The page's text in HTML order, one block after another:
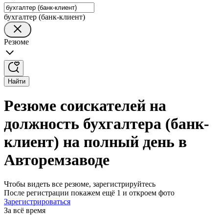
бухгалтер (банк-клиент)
Резюме
Найти
Резюме соискателей на
должность бухгалтера (банк-
клиент) на полный день в
Авторемзаводе
Чтобы видеть все резюме, зарегистрируйтесь
После регистрации покажем ещё 1 и откроем фото
Зарегистрироваться
За всё время